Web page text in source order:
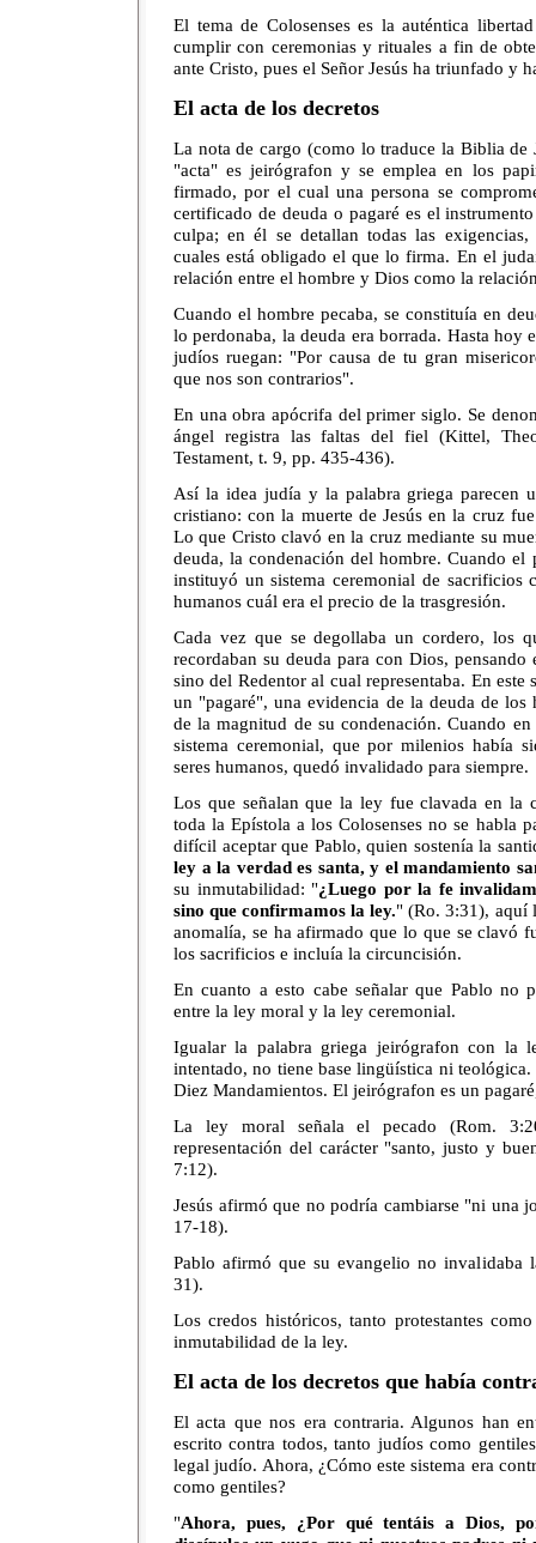
El tema de Colosenses es la auténtica
cumplir con ceremonias y rituales a fin de
ante Cristo, pues el Señor Jesús ha triunfado y
El acta de los decretos
La nota de cargo (como lo traduce la Biblia de
"acta" es jeirógrafon y se emplea en los
firmado, por el cual una persona se
certificado de deuda o pagaré es el
culpa; en él se detallan todas las
cuales está obligado el que lo firma. En el
relación entre el hombre y Dios como la
Cuando el hombre pecaba, se constituía en
lo perdonaba, la deuda era borrada. Hasta hoy
judíos ruegan: "Por causa de tu gran
que nos son contrarios".
En una obra apócrifa del primer siglo. Se
ángel registra las faltas del fiel (Kittel,
Testament, t. 9, pp. 435-436).
Así la idea judía y la palabra griega parecen
cristiano: con la muerte de Jesús en la cruz
Lo que Cristo clavó en la cruz mediante su
deuda, la condenación del hombre. Cuando el
instituyó un sistema ceremonial de sacrificios
humanos cuál era el precio de la trasgresión.
Cada vez que se degollaba un cordero, los
recordaban su deuda para con Dios,
sino del Redentor al cual representaba. En este
un "pagaré", una evidencia de la deuda de
de la magnitud de su condenación. Cuando
sistema ceremonial, que por milenios había
seres humanos, quedó invalidado para siempre.
Los que señalan que la ley fue clavada en la
toda la Epístola a los Colosenses no se habla
difícil aceptar que Pablo, quien sostenía la
ley a la verdad es santa, y el mandamiento
su inmutabilidad: "¿Luego por la fe
sino que confirmamos la ley." (Ro. 3:31), aquí
anomalía, se ha afirmado que lo que se clavó
los sacrificios e incluía la circuncisión.
En cuanto a esto cabe señalar que Pablo no
entre la ley moral y la ley ceremonial.
Igualar la palabra griega jeirógrafon con la
intentado, no tiene base lingüística ni teológica.
Diez Mandamientos. El jeirógrafon es un
La ley moral señala el pecado (Rom.
representación del carácter "santo, justo y
7:12).
Jesús afirmó que no podría cambiarse "ni una
17-18).
Pablo afirmó que su evangelio no invalidaba
31).
Los credos históricos, tanto protestantes
inmutabilidad de la ley.
El acta de los decretos que había
El acta que nos era contraria. Algunos han
escrito contra todos, tanto judíos como
legal judío. Ahora, ¿Cómo este sistema era
como gentiles?
"Ahora, pues, ¿Por qué tentáis a Dios,